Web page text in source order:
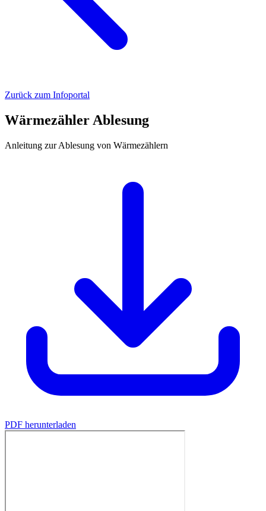
Zurück zum Infoportal
Wärmezähler Ablesung
Anleitung zur Ablesung von Wärmezählern
PDF herunterladen